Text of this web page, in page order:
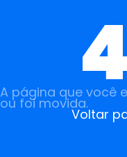
A página que você
ou foi movida.
Voltar